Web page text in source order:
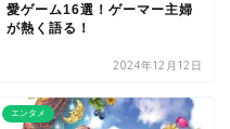
愛ゲーム16選！ゲーマー主婦
が熱く語る！
2024年12月12日
エンタメ